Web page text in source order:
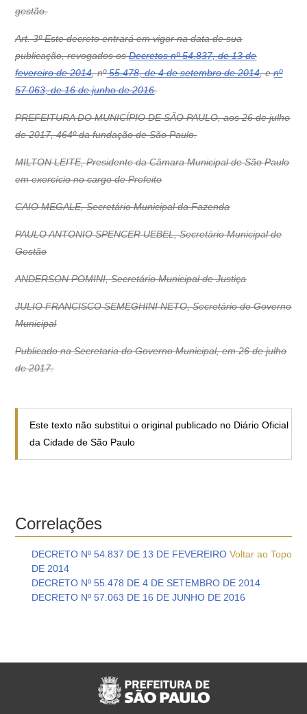
gestão.
Art. 3º Este decreto entrará em vigor na data de sua
publicação, revogados osDecretos nº 54.837, de 13 de
fevereiro de 2014, nº55.478, de 4 de setembro de 2014, enº
57.063, de 16 de junho de 2016.
PREFEITURA DO MUNICÍPIO DE SÃO PAULO, aos 26 de julho
de 2017, 464º da fundação de São Paulo.
MILTON LEITE, Presidente da Câmara Municipal de São Paulo
em exercício no cargo de Prefeito
CAIO MEGALE, Secretário Municipal da Fazenda
PAULO ANTONIO SPENCER UEBEL, Secretário Municipal de
Gestão
ANDERSON POMINI, Secretário Municipal de Justiça
JULIO FRANCISCO SEMEGHINI NETO, Secretário do Governo
Municipal
Publicado na Secretaria do Governo Municipal, em 26 de julho
de 2017.
Este texto não substitui o original publicado no Diário Oficial
da Cidade de São Paulo
Correlações
Voltar ao Topo
DECRETO Nº 54.837 DE 13 DE FEVEREIRO
DE 2014
DECRETO Nº 55.478 DE 4 DE SETEMBRO DE 2014
DECRETO Nº 57.063 DE 16 DE JUNHO DE 2016